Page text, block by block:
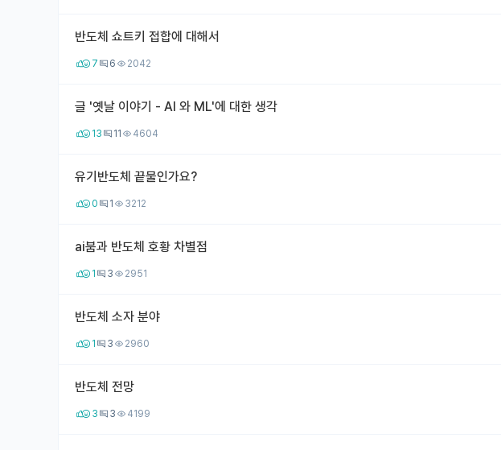
반도체 쇼트키 접합에 대해서
7 6 2042
글 '옛날 이야기 - AI 와 ML'에 대한 생각
13 11 4604
유기반도체 끝물인가요?
0 1 3212
ai붐과 반도체 호황 차별점
1 3 2951
반도체 소자 분야
1 3 2960
반도체 전망
3 3 4199